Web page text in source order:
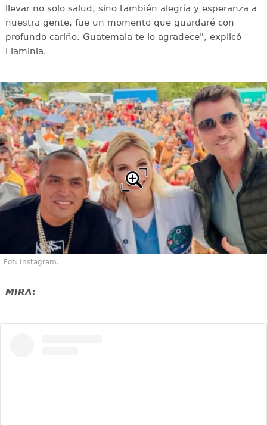
llevar no solo salud, sino también alegría y esperanza a
nuestra gente, fue un momento que guardaré con
profundo cariño. Guatemala te lo agradece", explicó
Flaminia.
Fot: Instagram.
MIRA: